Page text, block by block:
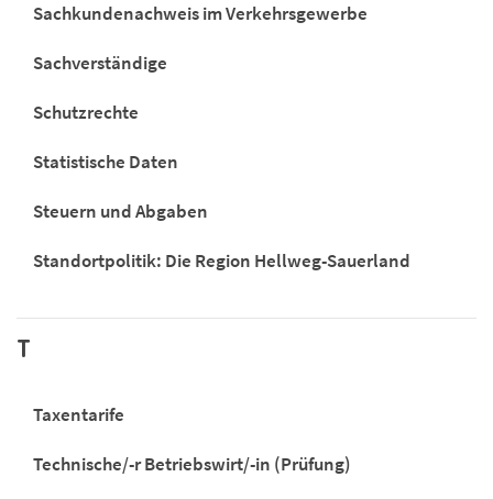
Sachkundenachweis im Verkehrsgewerbe
Sachverständige
Schutzrechte
Statistische Daten
Steuern und Abgaben
Standortpolitik: Die Region Hellweg-Sauerland
T
Taxentarife
Technische/-r Betriebswirt/-in (Prüfung)